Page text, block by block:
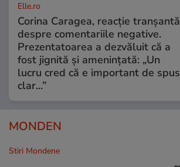
Elle.ro
Corina Caragea, reacție tranșantă
despre comentariile negative.
Prezentatoarea a dezvăluit că a
fost jignită și amenințată: „Un
lucru cred că e important de spus
clar...”
MONDEN
Stiri Mondene